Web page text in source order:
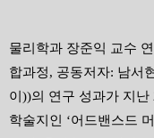
물리학과 장준익 교수
합과정, 공동저자: 남서
이 ))의 연구 성과가 지난
학술지인 ‘어드밴스드